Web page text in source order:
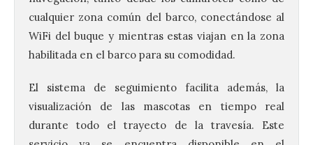
cualquier zona común del barco, conectándose al
WiFi del buque y mientras estas viajan en la zona
habilitada en el barco para su comodidad.
El sistema de seguimiento facilita además, la
visualización de las mascotas en tiempo real
durante todo el trayecto de la travesía. Este
Historia y la
Peregrinación”, en
Benavides de Órbigo.
Conferencia de Victorina
Alonso, sobre la
peregrinación femenina.